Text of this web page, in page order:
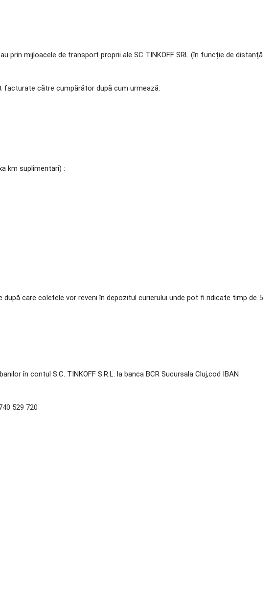
prin mijloacele de transport proprii ale SC TINKOFF SRL (în funcție de distanță
facturate către cumpărător după cum urmează:
km suplimentari) :
care coletele vor reveni în depozitul curierului unde pot fi ridicate timp de 5
în contul S.C. TINKOFF S.R.L. la banca BCR Sucursala Cluj,cod IBAN
529 720